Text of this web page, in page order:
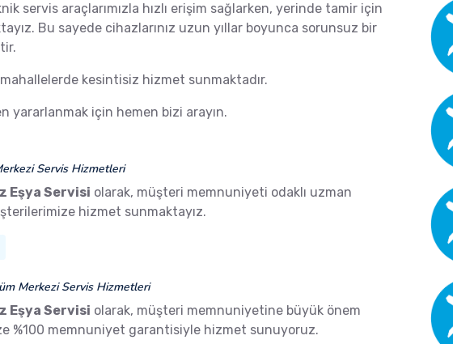
servis araçlarımızla hızlı erişim sağlarken, yerinde tamir için
Bu sayede cihazlarınız uzun yıllar boyunca sorunsuz bir
kesintisiz hizmet sunmaktadır.
yararlanmak için hemen bizi arayın.
Servis Hizmetleri
Eşya Servisi olarak, müşteri memnuniyeti odaklı uzman
hizmet sunmaktayız.
Merkezi Servis Hizmetleri
Eşya Servisi olarak, müşteri memnuniyetine büyük önem
%100 memnuniyet garantisiyle hizmet sunuyoruz.